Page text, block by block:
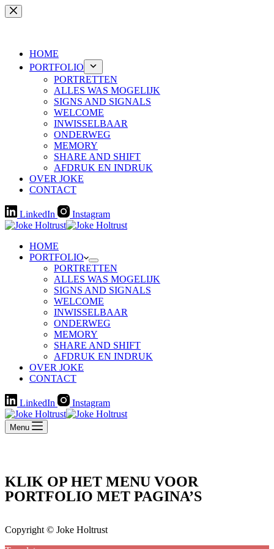
HOME
PORTFOLIO
PORTRETTEN
ALLES WAS MOGELIJK
SIGNS AND SIGNALS
WELCOME
INWISSELBAAR
ONDERWEG
MEMORY
SHARE AND SHIFT
AFDRUK EN INDRUK
OVER JOKE
CONTACT
LinkedIn Instagram
HOME
PORTFOLIO
PORTRETTEN
ALLES WAS MOGELIJK
SIGNS AND SIGNALS
WELCOME
INWISSELBAAR
ONDERWEG
MEMORY
SHARE AND SHIFT
AFDRUK EN INDRUK
OVER JOKE
CONTACT
LinkedIn Instagram
Menu
KLIK OP HET MENU VOOR
PORTFOLIO MET PAGINA’S
Copyright © Joke Holtrust